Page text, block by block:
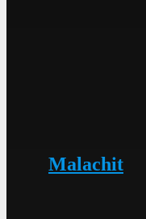
Malachit